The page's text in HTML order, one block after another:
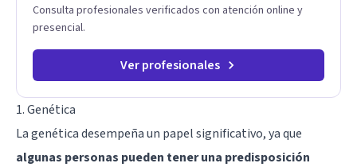
Consulta profesionales verificados con atención online y
presencial.
Ver profesionales
1. Genética
La genética desempeña un papel significativo, ya que
algunas personas pueden tener una predisposición